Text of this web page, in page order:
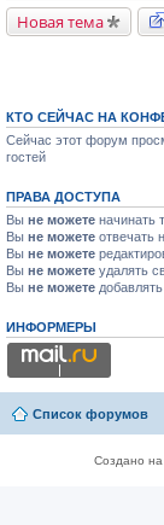
Новая тема
КТО СЕЙЧАС НА
Сейчас этот форум
гостей
ПРАВА ДОСТУПА
Вы не можете начинать
Вы не можете отвечать
Вы не можете
Вы не можете удалять
Вы не можете
ИНФОРМЕРЫ
Список форумов
Создано на